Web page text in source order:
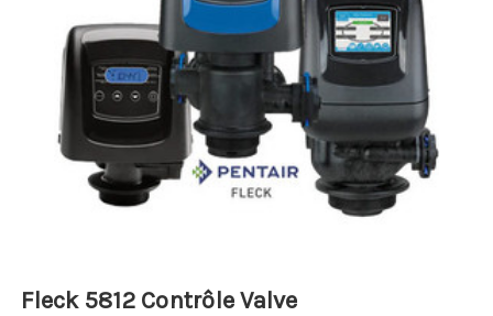
Fleck 5812 Contrôle Valve